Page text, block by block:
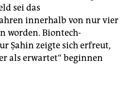
sei das
innerhalb von nur vier
worden. Biontech-
Şahin zeigte sich erfreut,
als erwartet“ beginnen